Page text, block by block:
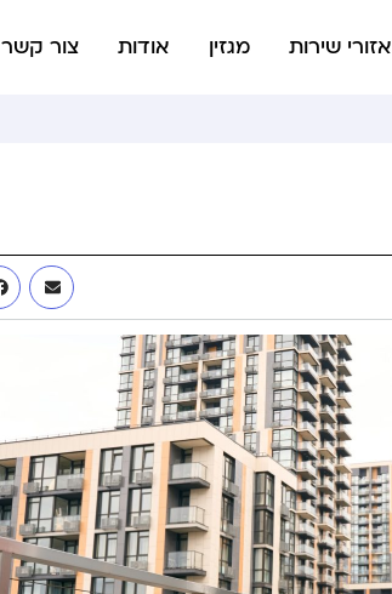
אזורי שירות מגזין אודות צור קשר